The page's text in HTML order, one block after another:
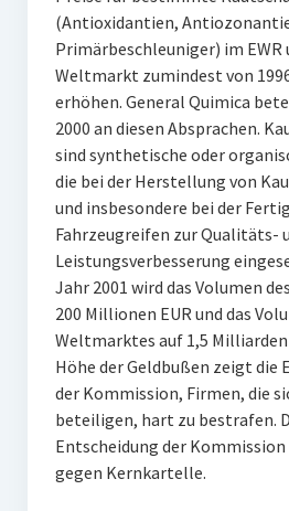
(Antioxidantien,
Primärbeschleuniger) im EWR
Weltmarkt zumindest von
erhöhen. General Quimica
2000 an diesen Absprachen.
sind synthetische oder
die bei der Herstellung von
und insbesondere bei der
Fahrzeugreifen zur Qualitäts-
Leistungsverbesserung
Jahr 2001 wird das Volumen
200 Millionen EUR und das
Weltmarktes auf 1,5 Milliarden
Höhe der Geldbußen zeigt die
der Kommission, Firmen, die
beteiligen, hart zu bestrafen.
Entscheidung der Kommission
gegen Kernkartelle.